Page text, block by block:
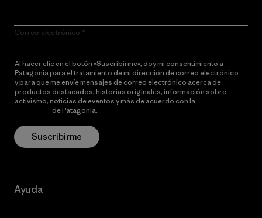
Correo electrónico
Al hacer clic en el botón «Suscribirme», doy mi consentimiento a
Patagonia para el tratamiento de mi dirección de correo electrónico
y para que me envíe mensajes de correo electrónico acerca de
productos destacados, historias originales, información sobre
activismo, noticias de eventos y más de acuerdo con la
de Patagonia.
Suscribirme
Ayuda